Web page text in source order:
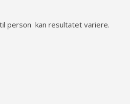
person kan resultatet variere.